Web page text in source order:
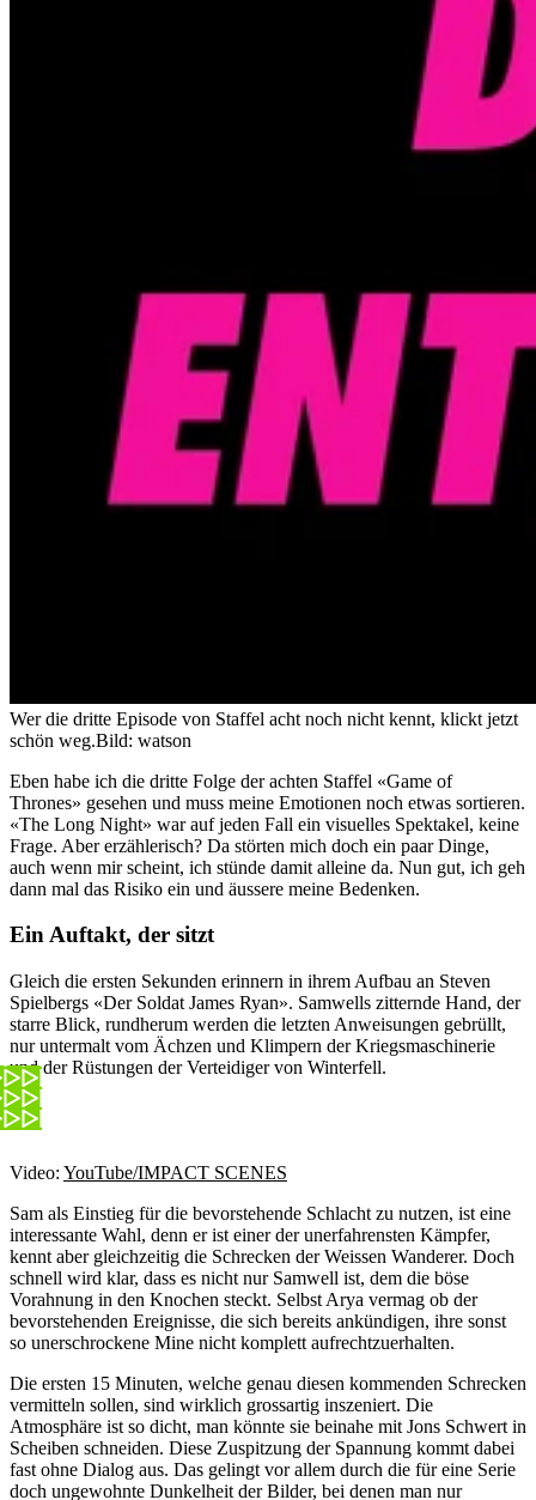
Wer die dritte Episode von Staffel acht noch nicht kennt, klickt jetzt
schön weg.Bild: watson
Eben habe ich die dritte Folge der achten Staffel «Game of
Thrones» gesehen und muss meine Emotionen noch etwas sortieren.
«The Long Night» war auf jeden Fall ein visuelles Spektakel, keine
Frage. Aber erzählerisch? Da störten mich doch ein paar Dinge,
auch wenn mir scheint, ich stünde damit alleine da. Nun gut, ich geh
dann mal das Risiko ein und äussere meine Bedenken.
Ein Auftakt, der sitzt
Gleich die ersten Sekunden erinnern in ihrem Aufbau an Steven
Spielbergs «Der Soldat James Ryan». Samwells zitternde Hand, der
starre Blick, rundherum werden die letzten Anweisungen gebrüllt,
nur untermalt vom Ächzen und Klimpern der Kriegsmaschinerie
und der Rüstungen der Verteidiger von Winterfell.
Video: YouTube/IMPACT SCENES
Sam als Einstieg für die bevorstehende Schlacht zu nutzen, ist eine
interessante Wahl, denn er ist einer der unerfahrensten Kämpfer,
kennt aber gleichzeitig die Schrecken der Weissen Wanderer. Doch
schnell wird klar, dass es nicht nur Samwell ist, dem die böse
Vorahnung in den Knochen steckt. Selbst Arya vermag ob der
bevorstehenden Ereignisse, die sich bereits ankündigen, ihre sonst
so unerschrockene Mine nicht komplett aufrechtzuerhalten.
Die ersten 15 Minuten, welche genau diesen kommenden Schrecken
vermitteln sollen, sind wirklich grossartig inszeniert. Die
Atmosphäre ist so dicht, man könnte sie beinahe mit Jons Schwert in
Scheiben schneiden. Diese Zuspitzung der Spannung kommt dabei
fast ohne Dialog aus. Das gelingt vor allem durch die für eine Serie
doch ungewohnte Dunkelheit der Bilder, bei denen man nur